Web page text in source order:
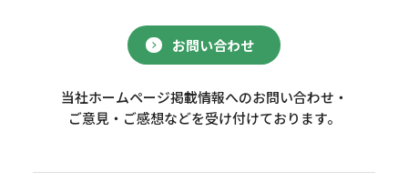
お問い合わせ
当社ホームページ掲載情報へのお問い合わせ・
ご意見・ご感想などを受け付けております。